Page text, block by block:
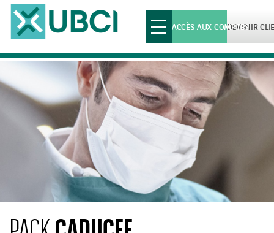
Toggle
navigationDEVENIR
ACCÈS AUX COMPTES